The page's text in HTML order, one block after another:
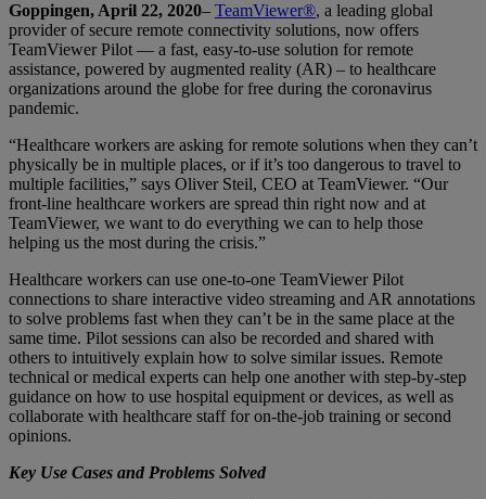
Goppingen, April 22, 2020– TeamViewer®, a leading global
provider of secure remote connectivity solutions, now offers
TeamViewer Pilot — a fast, easy-to-use solution for remote
assistance, powered by augmented reality (AR) – to healthcare
organizations around the globe for free during the coronavirus
pandemic.
“Healthcare workers are asking for remote solutions when they can’t
physically be in multiple places, or if it’s too dangerous to travel to
multiple facilities,” says Oliver Steil, CEO at TeamViewer. “Our
front-line healthcare workers are spread thin right now and at
TeamViewer, we want to do everything we can to help those
helping us the most during the crisis.”
Healthcare workers can use one-to-one TeamViewer Pilot
connections to share interactive video streaming and AR annotations
to solve problems fast when they can’t be in the same place at the
same time. Pilot sessions can also be recorded and shared with
others to intuitively explain how to solve similar issues. Remote
technical or medical experts can help one another with step-by-step
guidance on how to use hospital equipment or devices, as well as
collaborate with healthcare staff for on-the-job training or second
opinions.
Key Use Cases and Problems Solved